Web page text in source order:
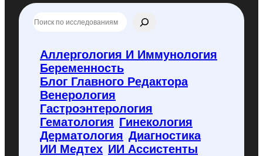
о
Аллергология И Иммунология
Беременность
Блог Главного Редактора
Венерология
Гастроэнтерология
Гематология Гинекология
Дерматология Диагностика
ИИ Медтех ИИ Ассистенты